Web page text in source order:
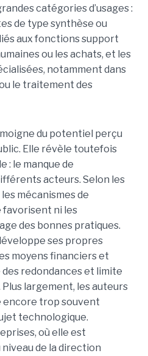
catégories d’usages :
de type synthèse ou
aux fonctions support
ou les achats, et les
notamment dans
le traitement des
du potentiel perçu
Elle révèle toutefois
: le manque de
acteurs. Selon les
mécanismes de
favorisent ni les
des bonnes pratiques.
ses propres
moyens financiers et
redondances et limite
Plus largement, les auteurs
encore trop souvent
technologique.
où elle est
de la direction